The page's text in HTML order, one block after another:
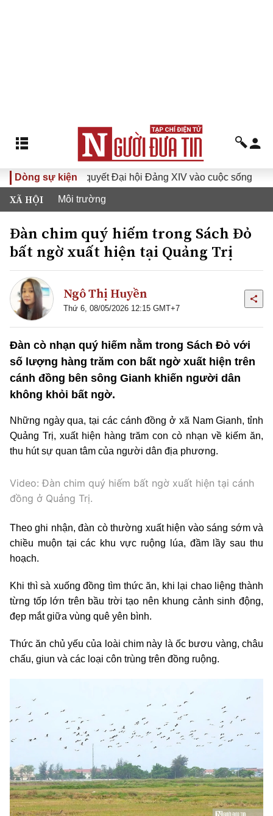
Dòng sự kiện
Đưa Nghị quyết Đại hội Đảng XIV vào cuộc sống Hướng
XÃ HỘI Môi trường
Đàn chim quý hiếm trong Sách Đỏ
bất ngờ xuất hiện tại Quảng Trị
Ngô Thị Huyền
Thứ 6, 08/05/2026 12:15 GMT+7
Đàn cò nhạn quý hiếm nằm trong Sách Đỏ với
số lượng hàng trăm con bất ngờ xuất hiện trên
cánh đồng bên sông Gianh khiến người dân
không khỏi bất ngờ.
Những ngày qua, tại các cánh đồng ở xã Nam Gianh, tỉnh
Quảng Trị, xuất hiện hàng trăm con cò nhạn về kiếm ăn,
thu hút sự quan tâm của người dân địa phương.
Video: Đàn chim quý hiếm bất ngờ xuất hiện tại cánh
đồng ở Quảng Trị.
Theo ghi nhận, đàn cò thường xuất hiện vào sáng sớm và
chiều muộn tại các khu vực ruộng lúa, đầm lầy sau thu
hoạch.
Khi thì sà xuống đồng tìm thức ăn, khi lại chao liệng thành
từng tốp lớn trên bầu trời tạo nên khung cảnh sinh động,
đẹp mắt giữa vùng quê yên bình.
Thức ăn chủ yếu của loài chim này là ốc bươu vàng, châu
chấu, giun và các loại côn trùng trên đồng ruộng.